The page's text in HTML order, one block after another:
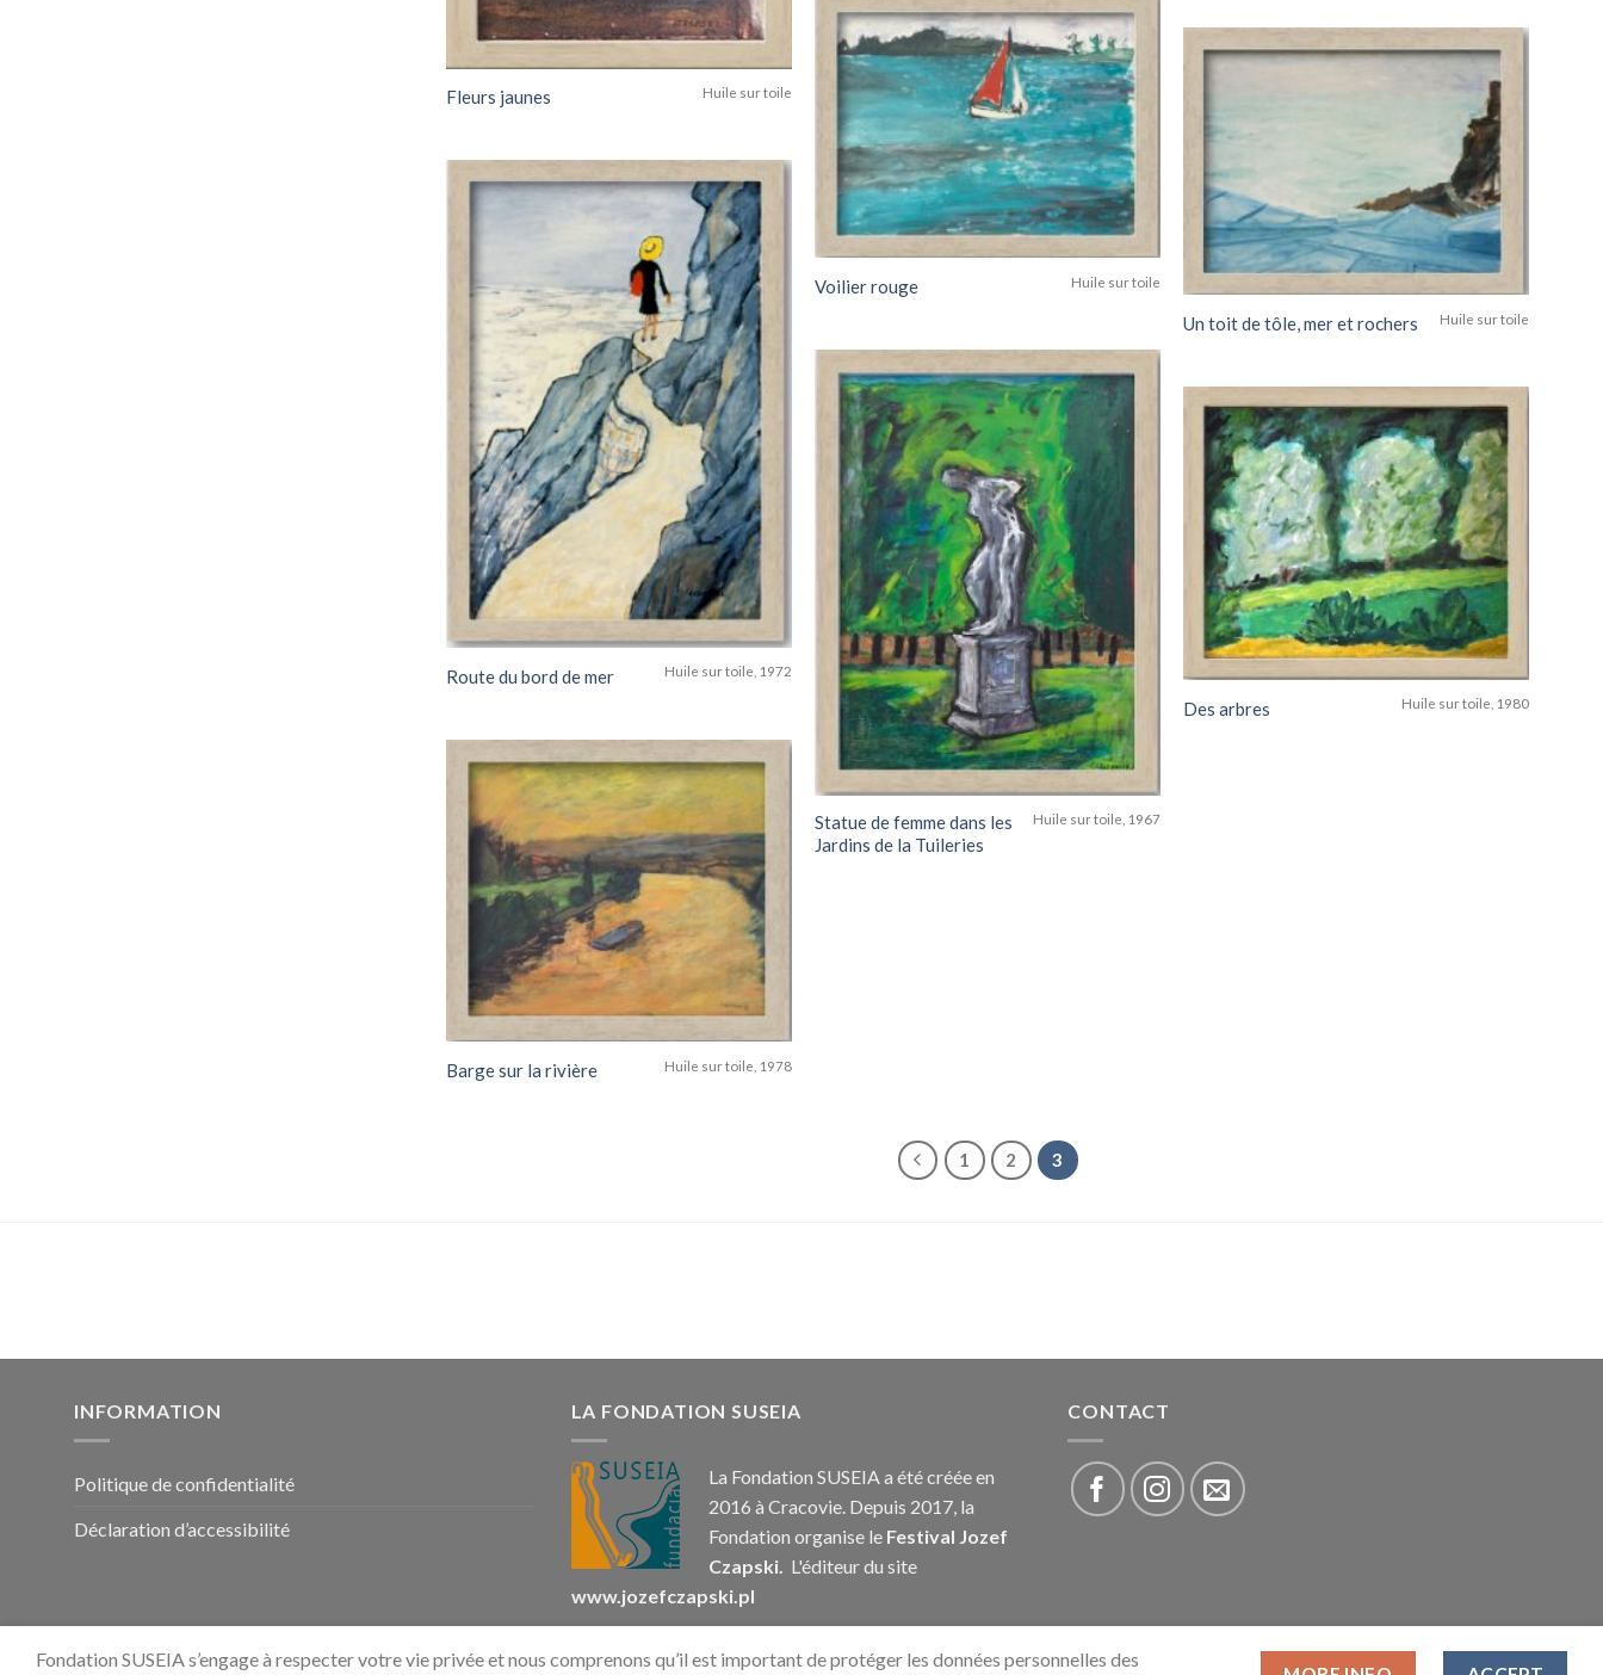
Fleurs jaunes Huile sur toile
Add to
wishlist
Voilier rouge Huile sur toile
Add to
wishlist
Un toit de tôle, mer et rochers Huile sur toile
Add to
wishlist
Route du bord de mer Huile sur toile, 1972
wishlist
Statue de femme dans les
Jardins de la Tuileries
Huile sur toile, 1967
Add to
wishlist
Des arbres Huile sur toile, 1980
Barge sur la rivière Huile sur toile, 1978
1 2 3
INFORMATION
Politique de confidentialité
Déclaration d’accessibilité
LA FONDATION SUSEIA
La Fondation SUSEIA a été créée en
2016 à Cracovie. Depuis 2017, la
Fondation organise le Festival Jozef
Czapski. L'éditeur du site
www.jozefczapski.pl
CONTACT
Fondation SUSEIA s’engage à respecter votre vie privée et nous comprenons qu’il est important de protéger les données personnelles des